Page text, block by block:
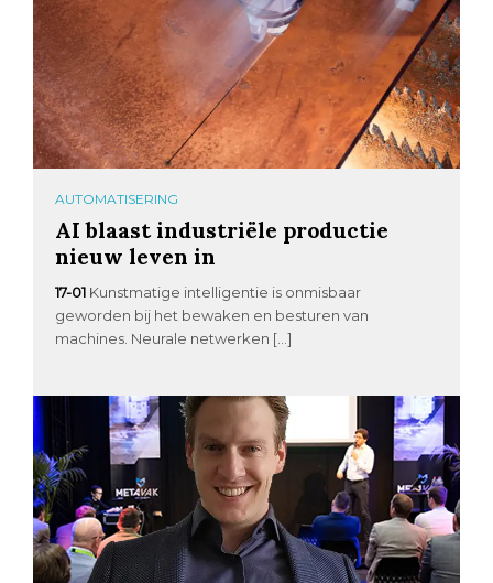
AUTOMATISERING
AI blaast industriële productie
nieuw leven in
17-01 Kunstmatige intelligentie is onmisbaar
geworden bij het bewaken en besturen van
machines. Neurale netwerken […]